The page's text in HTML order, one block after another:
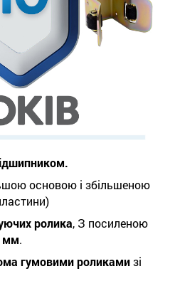
основою і збільшеною
ролика, З посиленою
мм.
гумовими роликамизі